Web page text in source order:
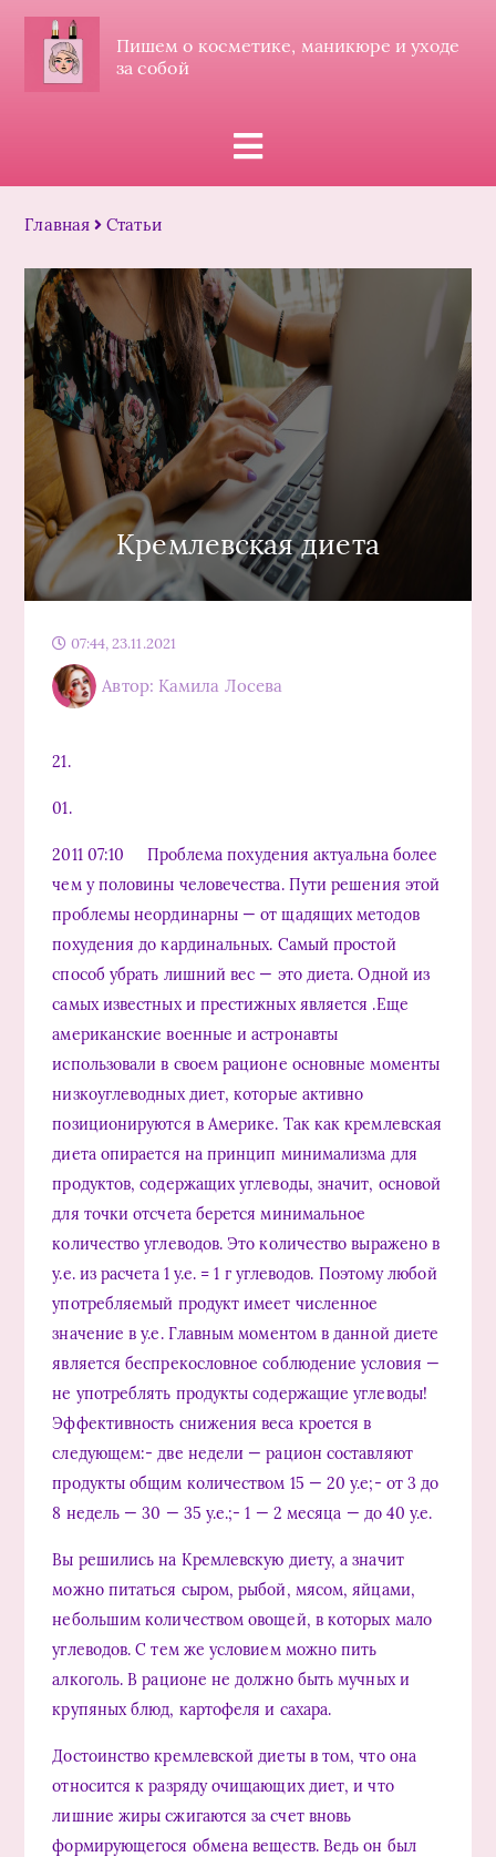
Пишем о косметике, маникюре и уходе
за собой
Главная Статьи
Кремлевская диета
07:44, 23.11.2021
Автор: Камила Лосева
21.
01.
2011 07:10 Проблема похудения актуальна более
чем у половины человечества. Пути решения этой
проблемы неординарны — от щадящих методов
похудения до кардинальных. Самый простой
способ убрать лишний вес — это диета. Одной из
самых известных и престижных является .Еще
американские военные и астронавты
использовали в своем рационе основные моменты
низкоуглеводных диет, которые активно
позиционируются в Америке. Так как кремлевская
диета опирается на принцип минимализма для
продуктов, содержащих углеводы, значит, основой
для точки отсчета берется минимальное
количество углеводов. Это количество выражено в
у.е. из расчета 1 у.е. = 1 г углеводов. Поэтому любой
употребляемый продукт имеет численное
значение в у.е. Главным моментом в данной диете
является беспрекословное соблюдение условия —
не употреблять продукты содержащие углеводы!
Эффективность снижения веса кроется в
следующем:- две недели — рацион составляют
продукты общим количеством 15 — 20 у.е;- от 3 до
8 недель — 30 — 35 у.е.;- 1 — 2 месяца — до 40 у.е.
Вы решились на Кремлевскую диету, а значит
можно питаться сыром, рыбой, мясом, яйцами,
небольшим количеством овощей, в которых мало
углеводов. С тем же условием можно пить
алкоголь. В рационе не должно быть мучных и
крупяных блюд, картофеля и сахара.
Достоинство кремлевской диеты в том, что она
относится к разряду очищающих диет, и что
лишние жиры сжигаются за счет вновь
формирующегося обмена веществ. Ведь он был